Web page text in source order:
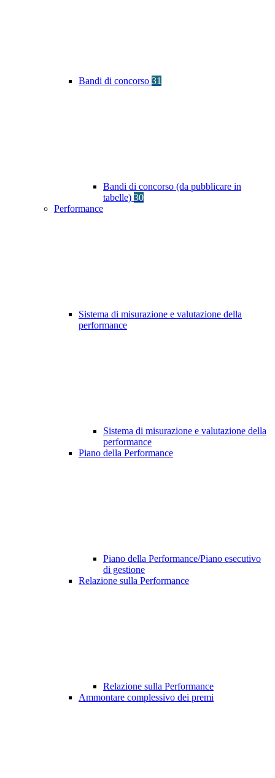
Bandi di concorso 31
Bandi di concorso (da pubblicare in
tabelle) 30
Performance
Sistema di misurazione e valutazione della
performance
Sistema di misurazione e valutazione della
performance
Piano della Performance
Piano della Performance/Piano esecutivo
di gestione
Relazione sulla Performance
Relazione sulla Performance
Ammontare complessivo dei premi